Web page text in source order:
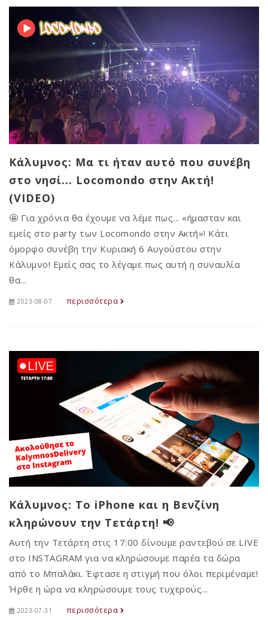
Κάλυμνος: Μα τι ήταν αυτό που συνέβη
στο νησί... Locomondo στην Ακτή!
(VIDEO)
🤩 Για χρόνια θα έχουμε να λέμε πως... «ήμασταν και
εμείς στο party των Locomondo στην Ακτή»! Κάτι
όμορφο συνέβη την Κυριακή 6 Αυγούστου στην
Κάλυμνο! Εμείς σας το λέγαμε πως αυτή η συναυλία
θα...
2023-08-07 περισσότερα
Κάλυμνος: Το iPhone και η Βενζίνη
κληρώνουν την Τετάρτη! 📢
Αυτή την Τετάρτη στις 17:00 δίνουμε ραντεβού σε LIVE
στο INSTAGRAM για να κληρώσουμε παρέα τα δώρα
από το Μπαλάκι. Έφτασε η στιγμή που όλοι περιμέναμε!
Ήρθε η ώρα να κληρώσουμε τους τυχερούς...
2023-07-31 περισσότερα